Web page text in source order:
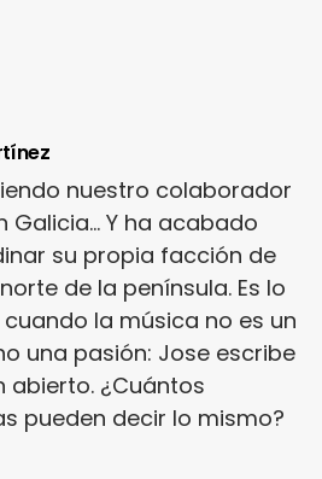
nuestro colaborador
Galicia... Y ha acabado
su propia facción de
norte de la península. Es lo
la música no es un
una pasión: Jose escribe
abierto. ¿Cuántos
pueden decir lo mismo?